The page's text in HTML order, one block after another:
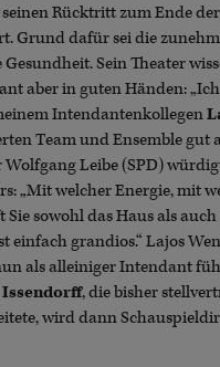
seinen Rücktritt zum Ende
Grund dafür sei die
Sein Theater
aber in guten Händen:
Intendantenkollegen
Team und Ensemble gut
Leibe (SPD)
„Mit welcher Energie, mit
sowohl das Haus als
einfach grandios.“ Lajos
als alleiniger Intendant
, die bisher
wird dann